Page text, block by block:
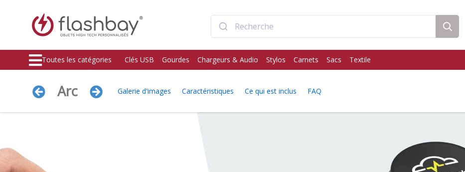
Toutes les catégories Clés USB Gourdes Chargeurs & Audio Stylos Carnets Sacs Textile
Arc Galerie d'images Caractéristiques Ce qui est inclus FAQ